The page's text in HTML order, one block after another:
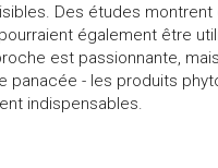
Des études montrent
également être
est passionnante,
panacée - les produits
indispensables.